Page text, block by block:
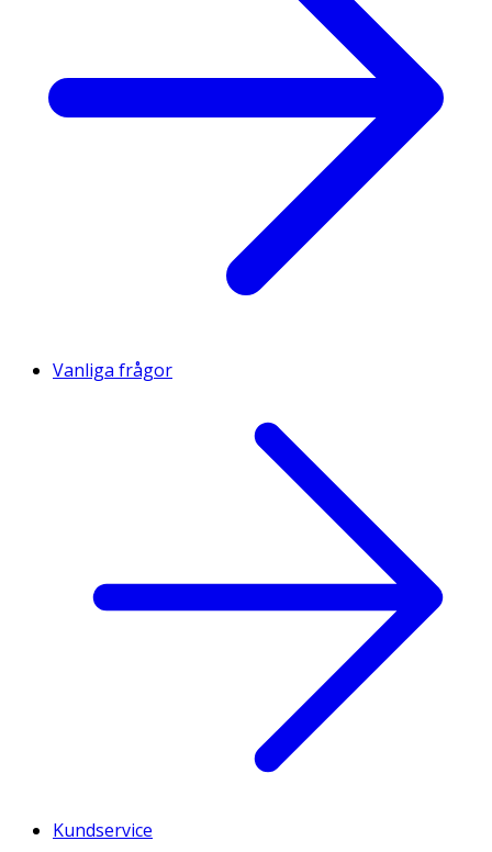
Vanliga frågor
Kundservice